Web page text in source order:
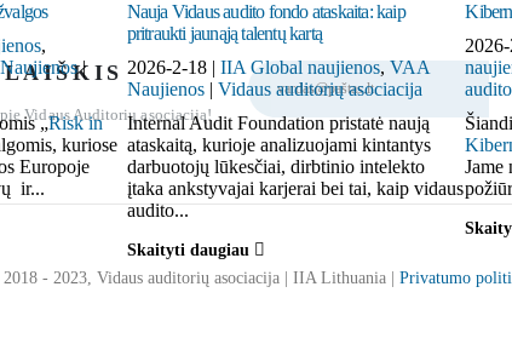
,
|
„Risk in
kuriose
Europoje
ir...
Nauja Vidaus audito fondo ataskaita: kaip
pritraukti jaunąją talentų kartą
2026-2-18 | IIA Global naujienos, VAA
Naujienos| Vidaus auditorių asociacija
Internal Audit Foundation pristatė naują
ataskaitą, kurioje analizuojami kintantys
darbuotojų lūkesčiai, dirbtinio intelekto
įtaka ankstyvajai karjerai bei tai, kaip vidaus
audito...
Skaityti daugiau
Jame
Vidaus Auditorių asociaciją!
- 2023, Vidaus auditorių asociacija | IIA Lithuania | Privatumo